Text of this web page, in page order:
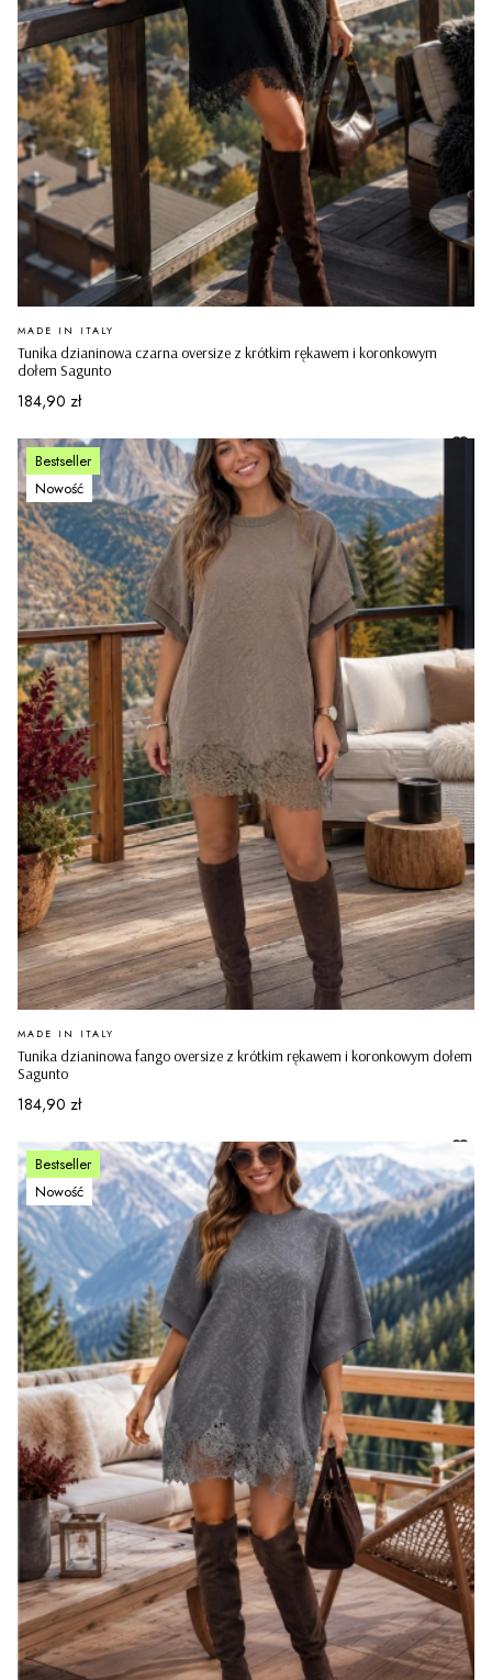
Tunika dzianinowa czarna oversize z krótkim rękawem i koronkowym
dołem Sagunto
PRODUCENT
MADE IN ITALY
Cena
184,90 zł
Bestseller
Nowość
Tunika dzianinowa fango oversize z krótkim rękawem i koronkowym dołem
Sagunto
PRODUCENT
MADE IN ITALY
Cena
184,90 zł
Bestseller
Nowość